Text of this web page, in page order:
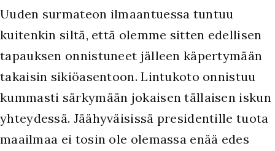
Uuden surmateon ilmaantuessa tuntuu
kuitenkin siltä, että olemme sitten edellisen
tapauksen onnistuneet jälleen käpertymään
takaisin sikiöasentoon. Lintukoto onnistuu
kummasti särkymään jokaisen tällaisen iskun
yhteydessä. Jäähyväisissä presidentille tuota
maailmaa ei tosin ole olemassa enää edes